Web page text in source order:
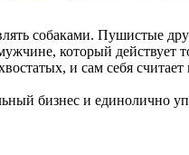
собаками. Пушистые
который действует
и сам себя
бизнес и единолично